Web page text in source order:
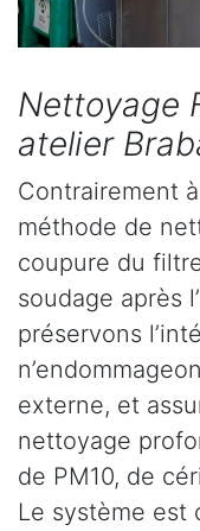
Nettoyage
atelier
Contrairement
méthode de
coupure du
soudage après
préservons
externe, et
nettoyage
de PM10, de
Le système est